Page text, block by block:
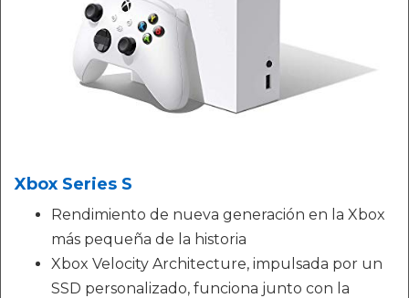
Xbox Series S
Rendimiento de nueva generación en la Xbox
más pequeña de la historia
Xbox Velocity Architecture, impulsada por un
SSD personalizado, funciona junto con la